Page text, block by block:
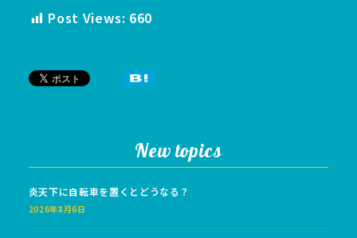
Post Views: 660
New topics
炎天下に自転車を置くとどうなる？
2026年8月6日